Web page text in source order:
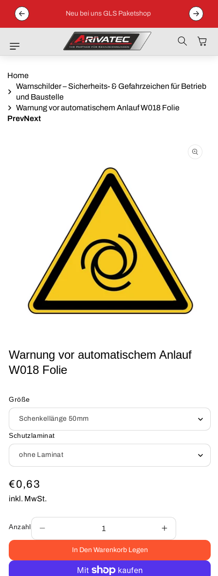
Direkt Zum
Inhalt
/
Neu bei uns GLS Paketshop
Home
Warnschilder – Sicherheits- & Gefahrzeichen für Betrieb
und Baustelle
Warnung vor automatischem Anlauf W018 Folie
PrevNext
1
in
Modal
öffnen
Warnung vor automatischem Anlauf
W018 Folie
Größe
Schutzlaminat
Normaler
Preis
€0,63
inkl. MwSt.
Anzahl
die
für
Erhöhe
die
für
In Den Warenkorb Legen